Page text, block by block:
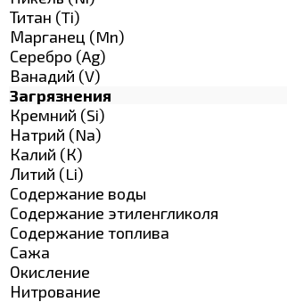
Титан (Ti)
Марганец (Mn)
Серебро (Ag)
Ванадий (V)
Загрязнения
Кремний (Si)
Натрий (Na)
Калий (К)
Литий (Li)
Содержание воды
Содержание этиленгликоля
Содержание топлива
Сажа
Окисление
Нитрование